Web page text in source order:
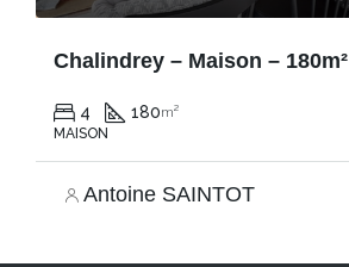
Chalindrey – Maison – 180m²
4 180m²
MAISON
Antoine SAINTOT